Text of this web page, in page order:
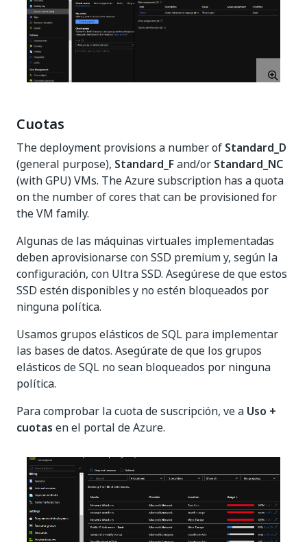
Cuotas
The deployment provisions a number of Standard_D
(general purpose), Standard_Fand/or Standard_NC
(with GPU) VMs. The Azure subscription has a quota
on the number of cores that can be provisioned for
the VM family.
Algunas de las máquinas virtuales implementadas
deben aprovisionarse con SSD premium y, según la
configuración, con Ultra SSD. Asegúrese de que estos
SSD estén disponibles y no estén bloqueados por
ninguna política.
Usamos grupos elásticos de SQL para implementar
las bases de datos. Asegúrate de que los grupos
elásticos de SQL no sean bloqueados por ninguna
política.
Para comprobar la cuota de suscripción, ve a Uso +
cuotas en el portal de Azure.